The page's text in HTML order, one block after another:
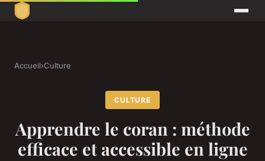
Accueil›Culture
CULTURE
Apprendre le coran : méthode
efficace et accessible en ligne